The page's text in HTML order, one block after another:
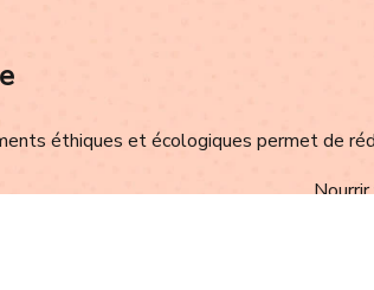
éthiques et écologiques permet de